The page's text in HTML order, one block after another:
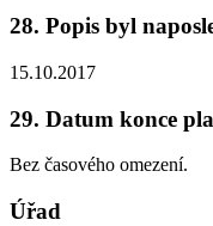
28. Popis byl
15.10.2017
29. Datum konce
Bez časového omezení.
Úřad